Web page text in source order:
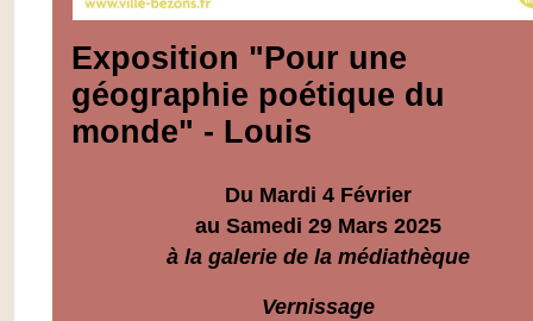
Exposition "Pour une
géographie poétique du
monde" - Louis
Du Mardi 4 Février
au Samedi 29 Mars 2025
à la galerie de la médiathèque
Vernissage